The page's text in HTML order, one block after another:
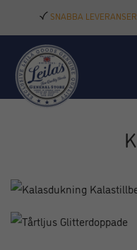
SNABBA LEVERANSER